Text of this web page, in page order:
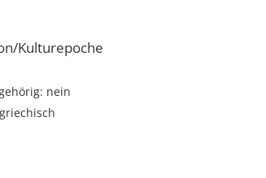
Kulturepoche
nein